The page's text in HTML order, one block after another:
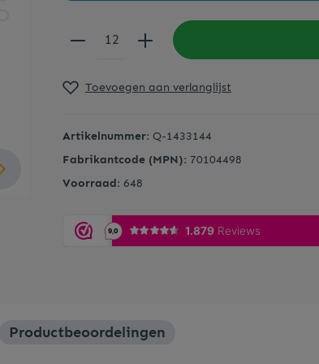
Onderzetters
Serveerplanken
Whisky accessoires
Toevoegen aan verlanglijst
Artikelnummer: Q-1433144
Fabrikantcode (MPN): 70104498
Voorraad: 648
Productbeoordelingen